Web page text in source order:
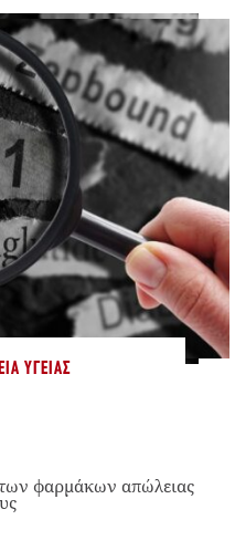
ΥΓΕΊΑΣ
των φαρμάκων απώλειας